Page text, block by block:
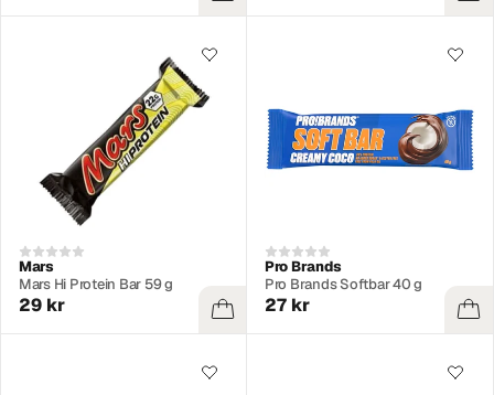
Mars
Mars Hi Protein Bar 59 g
29 kr
Pro Brands
Pro Brands Softbar 40 g
27 kr